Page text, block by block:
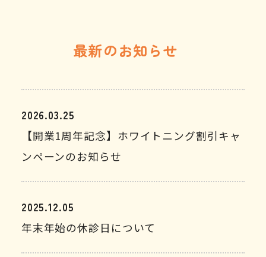
最新のお知らせ
2026.03.25
【開業1周年記念】ホワイトニング割引キャ
ンペーンのお知らせ
2025.12.05
年末年始の休診日について